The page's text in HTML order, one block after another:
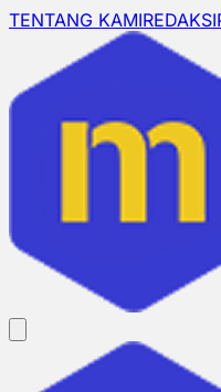
TENTANG KAMIREDAKSI